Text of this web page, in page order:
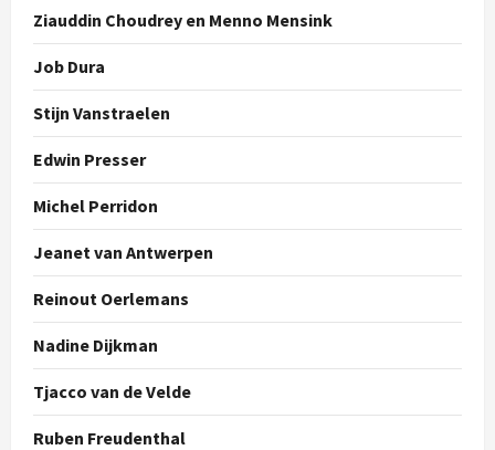
Ziauddin Choudrey en Menno Mensink
Job Dura
Stijn Vanstraelen
Edwin Presser
Michel Perridon
Jeanet van Antwerpen
Reinout Oerlemans
Nadine Dijkman
Tjacco van de Velde
Ruben Freudenthal